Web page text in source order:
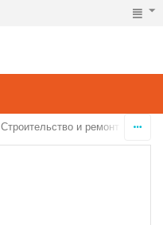
Строительство и ремонт